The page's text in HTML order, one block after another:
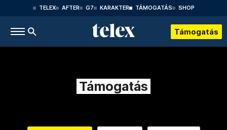
TELEX AFTER G7 KARAKTER TÁMOGATÁS SHOP
Támogatás
Támogatás